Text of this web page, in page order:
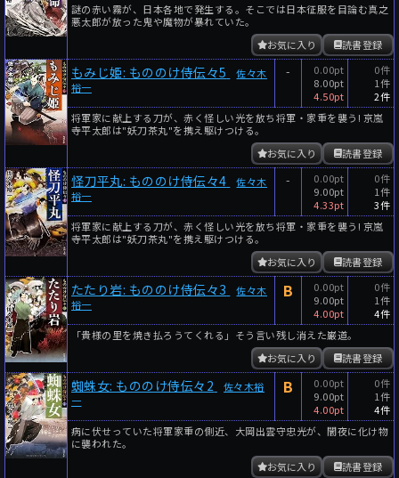
謎の赤い霧が、日本各地で発生する。そこでは日本征服を目論む真之
悪太郎が放った鬼や魔物が暴れていた。
読書登録
お気に入り
もみじ姫: もののけ侍伝々5
佐々木
裕一
-
0.00pt
8.00pt
4.50pt
0件
1件
2件
将軍家に献上する刀が、赤く怪しい光を放ち将軍・家重を襲う! 京嵐
寺平太郎は"妖刀茶丸"を携え駆けつける。
読書登録
お気に入り
怪刀平丸: もののけ侍伝々4
佐々木
裕一
-
0.00pt
9.00pt
4.33pt
0件
1件
3件
将軍家に献上する刀が、赤く怪しい光を放ち将軍・家重を襲う! 京嵐
寺平太郎は"妖刀茶丸"を携え駆けつける。
読書登録
お気に入り
たたり岩: もののけ侍伝々3
佐々木
裕一
B
0.00pt
9.00pt
4.00pt
0件
1件
4件
「貴様の里を焼き払ろうてくれる」そう言い残し消えた巌道。
読書登録
お気に入り
蜘蛛女: もののけ侍伝々2
佐々木裕
一
B
0.00pt
9.00pt
4.00pt
0件
1件
4件
病に伏せっていた将軍家重の側近、大岡出雲守忠光が、闇夜に化け物
に襲われた。
読書登録
お気に入り